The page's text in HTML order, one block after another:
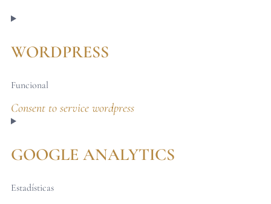
WORDPRESS
Funcional
Consent to service wordpress
GOOGLE ANALYTICS
Estadísticas